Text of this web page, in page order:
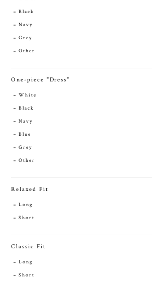
Black
Navy
Grey
Other
One-piece "Dress"
White
Black
Navy
Blue
Grey
Other
Relaxed Fit
Long
Short
Classic Fit
Long
Short